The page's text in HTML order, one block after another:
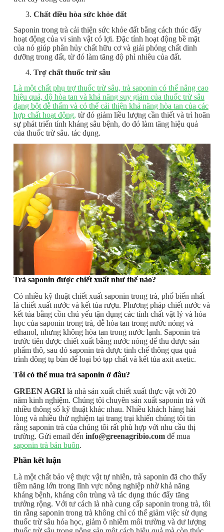
Chất điều hòa sức khỏe đất
Saponin trong trà cải thiện sức khỏe đất bằng cách thúc đẩy
hoạt động của vi sinh vật có lợi. Đặc tính hoạt động bề mặt
của nó giúp phân hủy chất hữu cơ và giải phóng chất dinh
dưỡng trong đất, từ đó làm tăng độ phì nhiêu của đất.
Trợ chất thuốc trừ sâu
Là một chất phụ trợ thuốc trừ sâu, trà saponin có thể nâng cao
hiệu quả, độ hòa tan và khả năng suy giảm của thuốc trừ sâu
dạng bột dễ thấm và có thể cải thiện khả năng hòa tan của các
hợp chất hoạt động, từ đó giảm liều lượng cần thiết và trì hoãn
sự phát triển tính kháng sâu bệnh, do đó làm tăng hiệu quả
của thuốc trừ sâu. tác dụng.
Trà saponin được chiết xuất như thế nào?
Có nhiều kỹ thuật chiết xuất saponin trong trà, phổ biến nhất
là chiết xuất nước và kết tủa rượu. Phương pháp chiết nước và
kết tủa bằng cồn chủ yếu tận dụng các tính chất vật lý và hóa
học của saponin trong trà, dễ hòa tan trong nước nóng và
ethanol, nhưng không hòa tan trong nước lạnh. Saponin trà
trước tiên được chiết xuất bằng nước nóng để thu được sản
phẩm thô, sau đó saponin trà được tinh chế thông qua quá
trình đông tụ bùn để loại bỏ tạp chất và kết tủa axit axetic.
Tôi có thể mua trà saponin ở đâu?
GREEN AGRIlà nhà sản xuất chiết xuất thực vật với 20
năm kinh nghiệm. Chúng tôi chuyên sản xuất saponin trà với
nhiều thông số kỹ thuật khác nhau. Nhiều khách hàng hài
lòng và nhiều thử nghiệm tại trang trại khiến chúng tôi tin
rằng saponin trà của chúng tôi rất phù hợp với nhu cầu thị
trường. Gửi email đến info@greenagribio.comđể mua
saponin trà bán buôn.
Phần kết luận
Là một chất bảo vệ thực vật tự nhiên, trà saponin đã cho thấy
tiềm năng lớn trong lĩnh vực nông nghiệp nhờ khả năng
kháng bệnh, kháng côn trùng và tác dụng thúc đẩy tăng
trưởng rộng. Với tư cách là nhà cung cấp saponin trong trà, tôi
tin rằng saponin trong trà không chỉ có thể giảm việc sử dụng
thuốc trừ sâu hóa học, giảm ô nhiễm môi trường và dư lượng